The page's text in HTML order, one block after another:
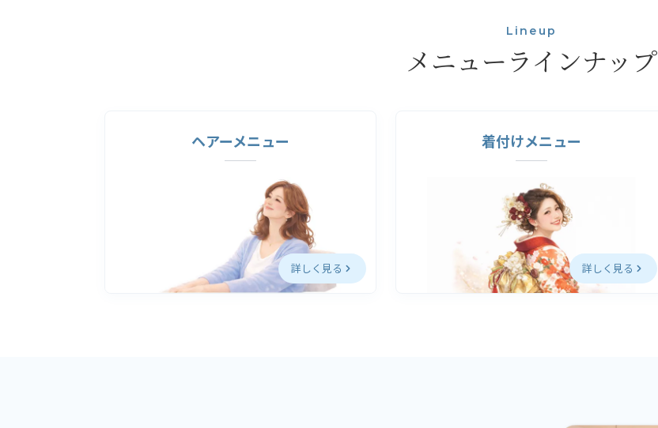
Lineup
メニューラインナップ
ヘアーメニュー
詳しく見る
着付けメニュー
詳しく見る